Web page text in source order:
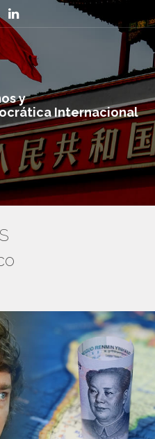
y
Internacional